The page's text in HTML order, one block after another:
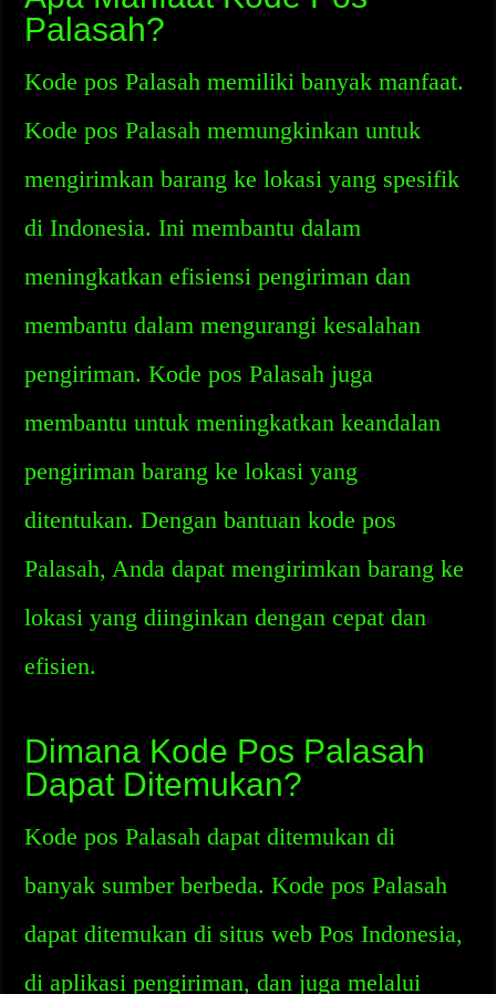
Palasah?
Kode pos Palasah memiliki banyak manfaat.
Kode pos Palasah memungkinkan untuk
mengirimkan barang ke lokasi yang spesifik
di Indonesia. Ini membantu dalam
meningkatkan efisiensi pengiriman dan
membantu dalam mengurangi kesalahan
pengiriman. Kode pos Palasah juga
membantu untuk meningkatkan keandalan
pengiriman barang ke lokasi yang
ditentukan. Dengan bantuan kode pos
Palasah, Anda dapat mengirimkan barang ke
lokasi yang diinginkan dengan cepat dan
efisien.
Dimana Kode Pos Palasah
Dapat Ditemukan?
Kode pos Palasah dapat ditemukan di
banyak sumber berbeda. Kode pos Palasah
dapat ditemukan di situs web Pos Indonesia,
di aplikasi pengiriman, dan juga melalui